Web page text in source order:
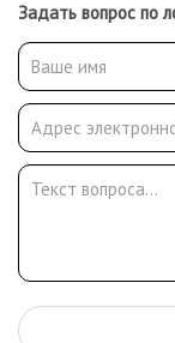
Задать вопрос по